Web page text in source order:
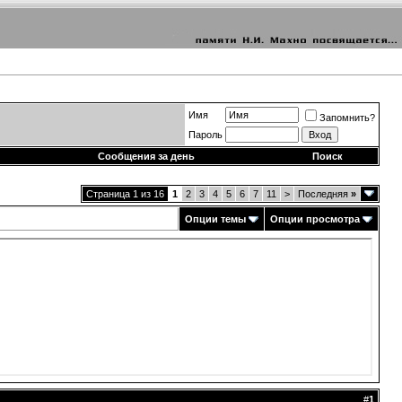
Имя
Запомнить?
Пароль
Сообщения за день
Поиск
Страница 1 из 16 1 2 3 4 5 6 7 11 > Последняя »
Опции темы Опции просмотра
#1